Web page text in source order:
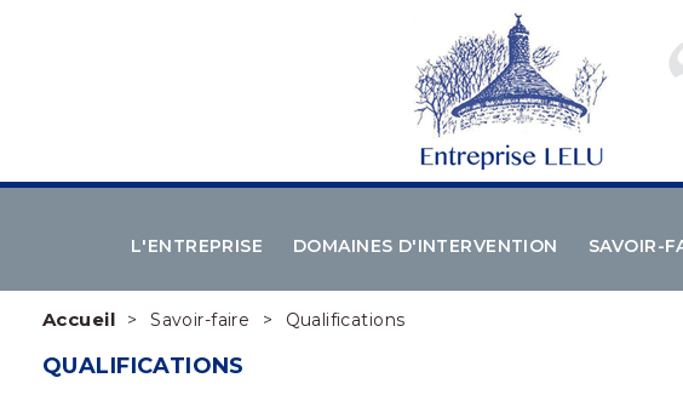
L'ENTREPRISE DOMAINES D'INTERVENTION SAVOIR-
Accueil Savoir-faire Qualifications
QUALIFICATIONS